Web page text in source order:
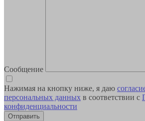
Сообщение
Нажимая на кнопку ниже, я даю
персональных данных в соответствии с
конфиденциальности